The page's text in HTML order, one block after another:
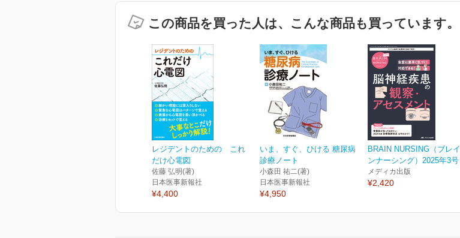
この商品を買った人は、こんな商品も買っています。
レジデントのための これ
だけ心電図
佐藤 弘明(著)
日本医事新報社
¥4,400
いま、すぐ、ひける 糖尿病
診療ノート
小森田 祐二(著)
日本医事新報社
¥4,950
BRAIN NURSING（ブレイ
ンナーシング）2025年3号
メディカ出版
¥2,420